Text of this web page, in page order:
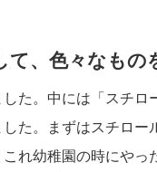
、色々なもの
た。中には「スチロ
た。まずはスチロー
れ幼稚園の時にやっ